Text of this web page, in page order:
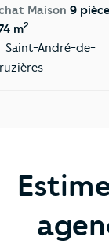
Maison 9
m2
Saint-André-de-